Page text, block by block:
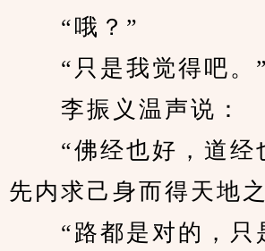
“哦？”
“只是我觉得吧。”
李振义温声说：
“佛经也好，道经
先内求己身而得天地之
“路都是对的，只